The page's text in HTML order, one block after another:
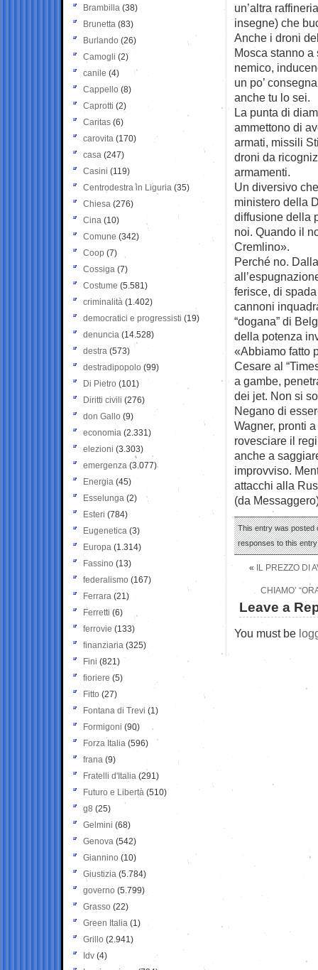
un’altra
insegne) che
Anche i droni
Mosca stanno
nemico,
un po’
anche tu lo sei.
La punta di
ammettono di
armati, missili
droni da
armamenti.
Un diversivo
ministero della
diffusione della
noi. Quando il
Cremlino».
Perché no.
ferisce, di
cannoni
“dogana” di
della potenza
«Abbiamo fatto
Cesare al
a gambe,
dei jet. Non si
Negano di
Wagner, pronti
rovesciare il
anche a
improvviso.
attacchi alla
(da
This entry was posted
responses to this
« IL PREZZO DI
CHIAMO’
Leave a
You must be
Brambilla (38)
Brunetta (83)
Burlando (26)
Camogli (2)
canile (4)
Cappello (8)
Caprotti (2)
Caritas (6)
carovita (170)
casa (247)
Casini (119)
Centrodestra in Liguria (35)
Chiesa (276)
Cina (10)
Comune (342)
Coop (7)
Cossiga (7)
Costume (5.581)
criminalità (1.402)
democratici e progressisti (19)
denuncia (14.528)
destra (573)
destradipopolo (99)
Di Pietro (101)
Diritti civili (276)
don Gallo (9)
economia (2.331)
elezioni (3.303)
emergenza (3.077)
Energia (45)
Esselunga (2)
Esteri (784)
Eugenetica (3)
Europa (1.314)
Fassino (13)
federalismo (167)
Ferrara (21)
Ferretti (6)
ferrovie (133)
finanziaria (325)
Fini (821)
fioriere (5)
Fitto (27)
Fontana di Trevi (1)
Formigoni (90)
Forza Italia (596)
frana (9)
Fratelli d'Italia (291)
Futuro e Libertà (510)
g8 (25)
Gelmini (68)
Genova (542)
Giannino (10)
Giustizia (5.784)
governo (5.799)
Grasso (22)
Green Italia (1)
Grillo (2.941)
Idv (4)